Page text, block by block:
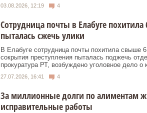
03.08.2026, 12:19 4
Сотрудница почты в Елабуге
пыталась сжечь улики
В Елабуге сотрудница почты похитила свыше
сокрытия преступления пыталась поджечь
прокуратура РТ, возбуждено уголовное дело о
27.07.2026, 16:41 4
За миллионные долги по алиментам
исправительные работы